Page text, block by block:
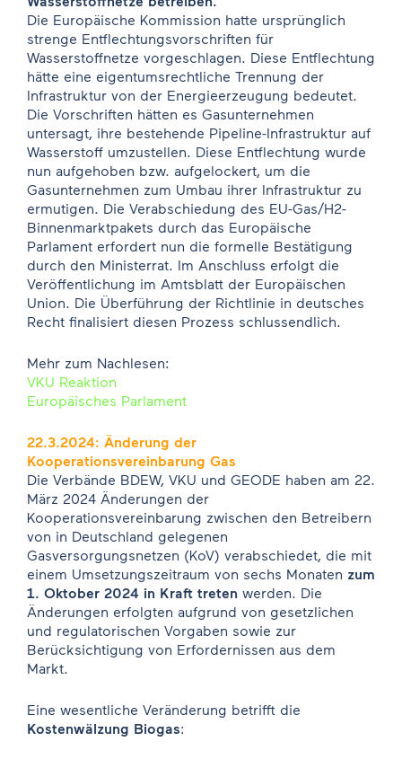
Die Europäische Kommission hatte ursprünglich
strenge Entflechtungsvorschriften für
Wasserstoffnetze vorgeschlagen. Diese Entflechtung
hätte eine eigentumsrechtliche Trennung der
Infrastruktur von der Energieerzeugung bedeutet.
Die Vorschriften hätten es Gasunternehmen
untersagt, ihre bestehende Pipeline-Infrastruktur auf
Wasserstoff umzustellen. Diese Entflechtung wurde
nun aufgehoben bzw. aufgelockert, um die
Gasunternehmen zum Umbau ihrer Infrastruktur zu
ermutigen. Die Verabschiedung des EU-Gas/H2-
Binnenmarktpakets durch das Europäische
Parlament erfordert nun die formelle Bestätigung
durch den Ministerrat. Im Anschluss erfolgt die
Veröffentlichung im Amtsblatt der Europäischen
Union. Die Überführung der Richtlinie in deutsches
Recht finalisiert diesen Prozess schlussendlich.
Mehr zum Nachlesen:
VKU Reaktion
Europäisches Parlament
22.3.2024: Änderung der
Kooperationsvereinbarung Gas
Die Verbände BDEW, VKU und GEODE haben am 22.
März 2024 Änderungen der
Kooperationsvereinbarung zwischen den Betreibern
von in Deutschland gelegenen
Gasversorgungsnetzen (KoV) verabschiedet, die mit
einem Umsetzungszeitraum von sechs Monaten zum
1. Oktober 2024 in Kraft treten werden. Die
Änderungen erfolgten aufgrund von gesetzlichen
und regulatorischen Vorgaben sowie zur
Berücksichtigung von Erfordernissen aus dem
Markt.
Eine wesentliche Veränderung betrifft die
Kostenwälzung Biogas: